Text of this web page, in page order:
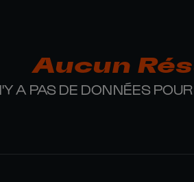
Aucun
A PAS DE DONNÉES